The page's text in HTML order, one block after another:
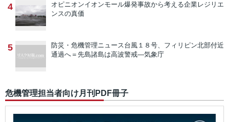
4 オピニオンイオンモール爆発事故から考える企業レジリエ
ンスの真価
5 防災・危機管理ニュース台風１８号、フィリピン北部付近
通過へ＝先島諸島は高波警戒―気象庁
危機管理担当者向け月刊PDF冊子